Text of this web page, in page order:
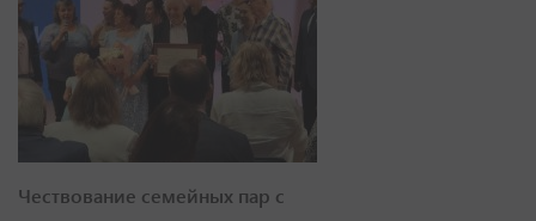
Чествование семейных пар с